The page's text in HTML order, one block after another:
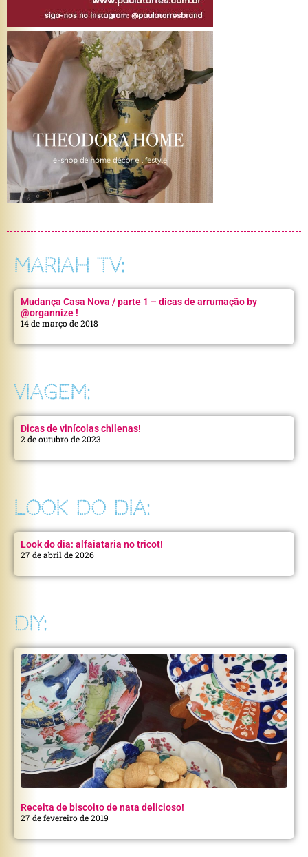
MARIAH TV:
Mudança Casa Nova / parte 1 – dicas de arrumação by
@organnize !
14 de março de 2018
VIAGEM:
Dicas de vinícolas chilenas!
2 de outubro de 2023
LOOK DO DIA:
Look do dia: alfaiataria no tricot!
27 de abril de 2026
DIY:
Receita de biscoito de nata delicioso!
27 de fevereiro de 2019